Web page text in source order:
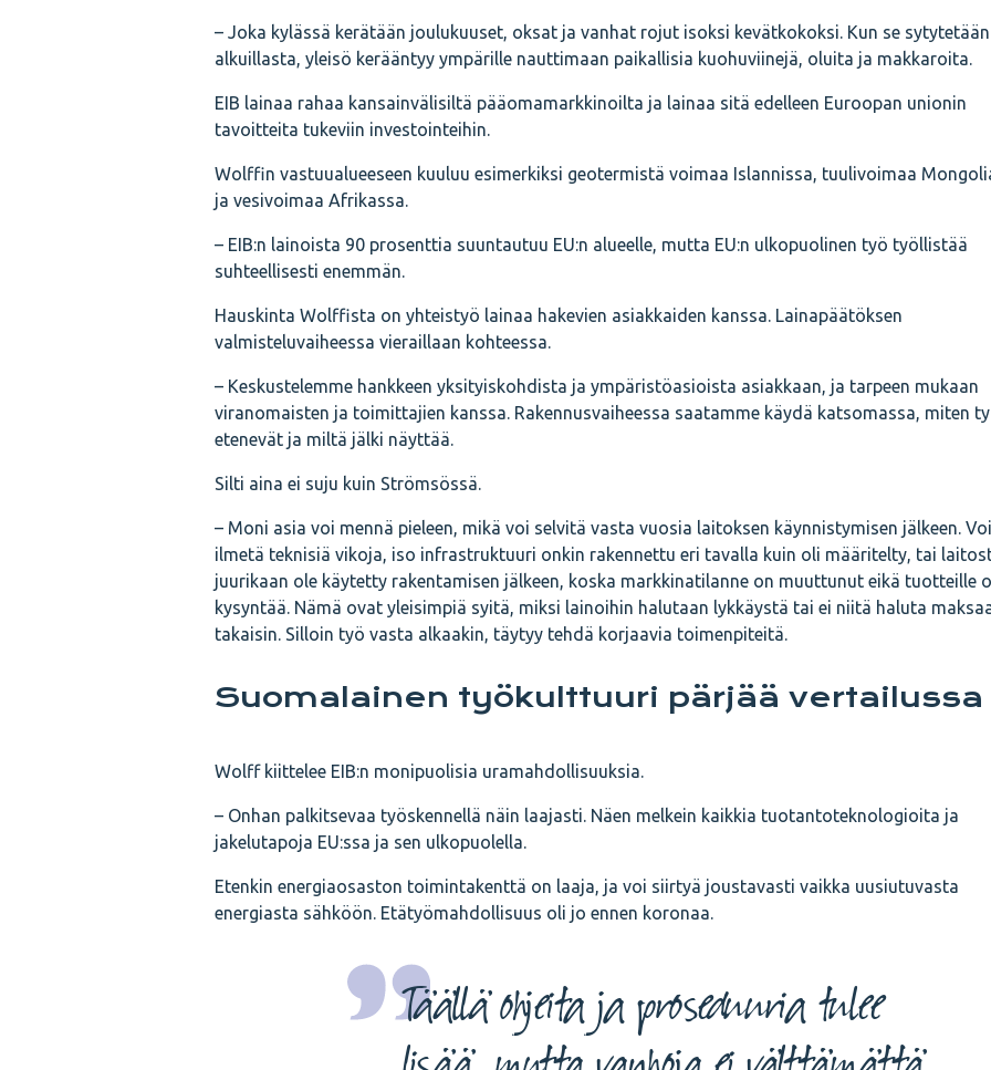
– Joka kylässä kerätään joulukuuset, oksat ja vanhat rojut isoksi kevätkokoksi. Kun se sytytetään
alkuillasta, yleisö kerääntyy ympärille nauttimaan paikallisia kuohuviinejä, oluita ja makkaroita.
EIB lainaa rahaa kansainvälisiltä pääomamarkkinoilta ja lainaa sitä edelleen Euroopan unionin
tavoitteita tukeviin investointeihin.
Wolffin vastuualueeseen kuuluu esimerkiksi geotermistä voimaa Islannissa, tuulivoimaa
ja vesivoimaa Afrikassa.
– EIB:n lainoista 90 prosenttia suuntautuu EU:n alueelle, mutta EU:n ulkopuolinen työ työllistää
suhteellisesti enemmän.
Hauskinta Wolffista on yhteistyö lainaa hakevien asiakkaiden kanssa. Lainapäätöksen
valmisteluvaiheessa vieraillaan kohteessa.
– Keskustelemme hankkeen yksityiskohdista ja ympäristöasioista asiakkaan, ja tarpeen mukaan
viranomaisten ja toimittajien kanssa. Rakennusvaiheessa saatamme käydä katsomassa, miten
etenevät ja miltä jälki näyttää.
Silti aina ei suju kuin Strömsössä.
– Moni asia voi mennä pieleen, mikä voi selvitä vasta vuosia laitoksen käynnistymisen jälkeen. Voi
ilmetä teknisiä vikoja, iso infrastruktuuri onkin rakennettu eri tavalla kuin oli määritelty, tai
juurikaan ole käytetty rakentamisen jälkeen, koska markkinatilanne on muuttunut eikä tuotteille
kysyntää. Nämä ovat yleisimpiä syitä, miksi lainoihin halutaan lykkäystä tai ei niitä haluta
takaisin. Silloin työ vasta alkaakin, täytyy tehdä korjaavia toimenpiteitä.
Suomalainen työkulttuuri pärjää vertailussa
Wolff kiittelee EIB:n monipuolisia uramahdollisuuksia.
– Onhan palkitsevaa työskennellä näin laajasti. Näen melkein kaikkia tuotantoteknologioita ja
jakelutapoja EU:ssa ja sen ulkopuolella.
Etenkin energiaosaston toimintakenttä on laaja, ja voi siirtyä joustavasti vaikka uusiutuvasta
energiasta sähköön. Etätyömahdollisuus oli jo ennen koronaa.
Täällä ohjeita ja proseduuria tulee